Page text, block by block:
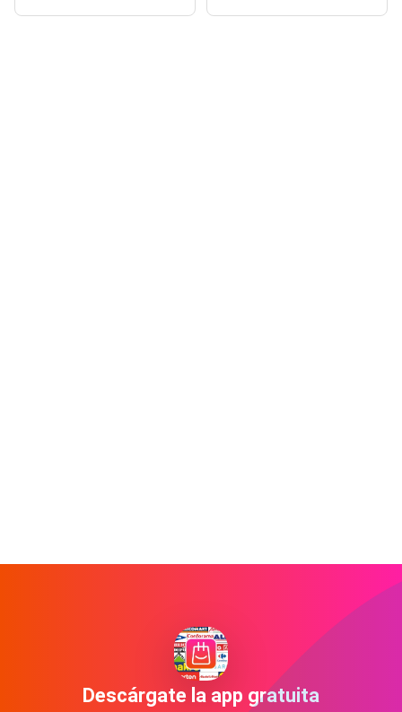
Descárgate la app gratuita